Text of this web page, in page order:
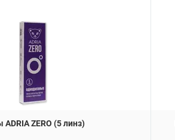
ZERO (5 линз)